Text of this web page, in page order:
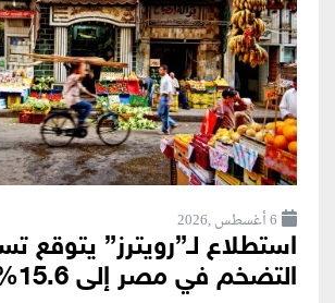
6 أغسطس ,2026
استطلاع لـ”رويترز” يتوقع
التضخم في مصر إلى 15.6%...